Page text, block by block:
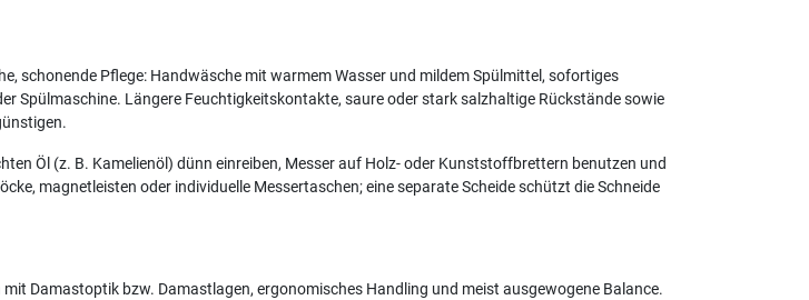
schonende Pflege: Handwäsche mit warmem Wasser und mildem Spülmittel, sofortiges
Spülmaschine. Längere Feuchtigkeitskontakte, saure oder stark salzhaltige Rückstände sowie
Öl (z. B. Kamelienöl) dünn einreiben, Messer auf Holz- oder Kunststoffbrettern benutzen und
magnetleisten oder individuelle Messertaschen; eine separate Scheide schützt die Schneide
Damastoptik bzw. Damastlagen, ergonomisches Handling und meist ausgewogene Balance.